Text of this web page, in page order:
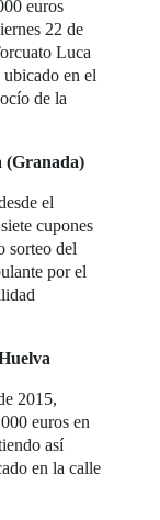
euros
22 de
Luca
en el
de la
(Granada)
el
cupones
sorteo del
por el
2015,
euros en
así
en la calle